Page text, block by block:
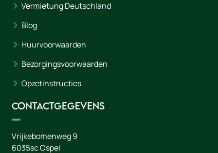
Vermietung Deutschland
Blog
Huurvoorwaarden
Bezorgingsvoorwaarden
Opzetinstructies
Contactgegevens
Vrijkebomenweg 9
6035scOspel